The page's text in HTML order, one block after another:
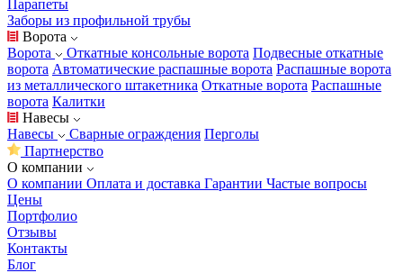
Парапеты
Заборы из профильной трубы
Ворота
Ворота
Откатные консольные ворота Подвесные откатные
ворота Автоматические распашные ворота Распашные ворота
из металлического штакетника Откатные ворота Распашные
ворота Калитки
Навесы
Навесы
Сварные ограждения Перголы
Партнерство
О компании
О компании Оплата и доставка Гарантии Частые вопросы
Цены
Портфолио
Отзывы
Контакты
Блог